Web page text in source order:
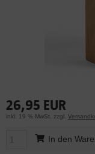
26,95 EUR
inkl. 19 % MwSt. zzgl.
In den